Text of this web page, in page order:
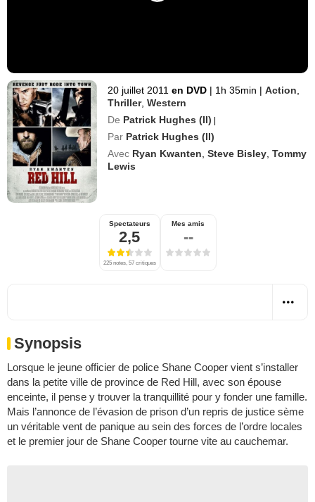
20 juillet 2011 en DVD | 1h 35min | Action
Thriller,Western
De Patrick Hughes (II) |
Par Patrick Hughes (II)
Avec Ryan Kwanten ,Steve Bisley ,Tommy
Lewis
Spectateurs
2,5
225 notes, 57 critiques
Mes amis
--
Synopsis
Lorsque le jeune officier de police Shane Cooper vient s’installer
dans la petite ville de province de Red Hill, avec son épouse
enceinte, il pense y trouver la tranquillité pour y fonder une famille.
Mais l’annonce de l’évasion de prison d’un repris de justice sème
un véritable vent de panique au sein des forces de l’ordre locales
et le premier jour de Shane Cooper tourne vite au cauchemar.